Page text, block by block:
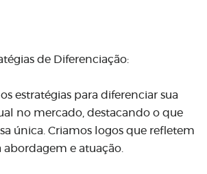
de Diferenciação:
estratégias para diferenciar sua
no mercado, destacando o que
única. Criamos logos que refletem
abordagem e atuação.